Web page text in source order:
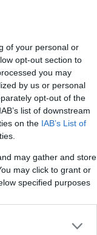
of your personal or
opt-out section to
you may
by us or personal
opt-out of the
list of downstream
on the IAB’s List of
may gather and store
may click to grant or
specified purposes